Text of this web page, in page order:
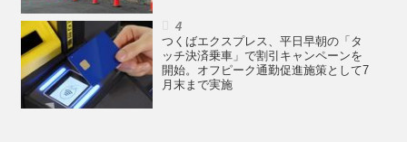
つくばエクスプレス、平日早朝の「タ
ッチ決済乗車」で割引キャンペーンを
開始。オフピーク通勤促進施策として7
月末まで実施